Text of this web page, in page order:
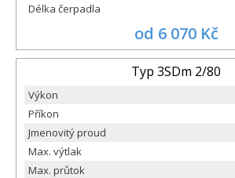
Délka čerpadla
od 6 070 Kč
Typ 3SDm 2/80
Výkon
Příkon
Jmenovitý proud
Max. výtlak
Max. průtok